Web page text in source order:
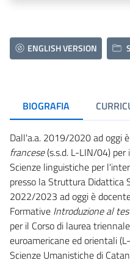
ENGLISH VERSION
BIOGRAFIA
Dall'a.a. 2019/2020 ad oggi
francese(s.s.d. L-LIN/04)
Scienze linguistiche per
presso la Struttura Didattica
2022/2023 ad oggi è
Formative Introduzione al
per il Corso di laurea
euroamericane ed orientali
Scienze Umanistiche di